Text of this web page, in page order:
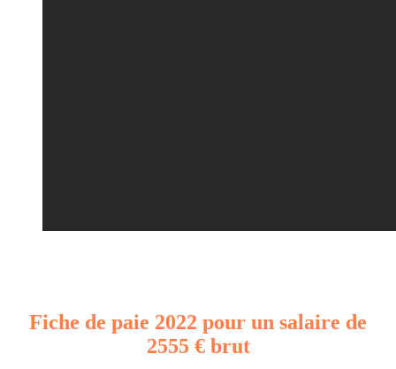
Fiche de paie 2022 pour un salaire de
2555 € brut